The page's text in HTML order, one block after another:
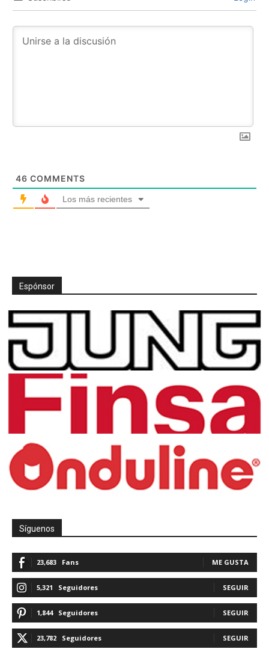
46 COMMENTS
Los más recientes
Espónsor
Síguenos
23,683 Fans ME GUSTA
5,321 Seguidores SEGUIR
1,844 Seguidores SEGUIR
23,782 Seguidores SEGUIR